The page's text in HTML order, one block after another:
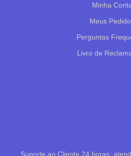
Minha
Meus
Perguntas
Livro de
Suporte ao Cliente 24 horas:
Online agora